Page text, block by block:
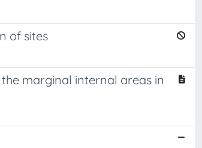
of sites
marginal internal areas in